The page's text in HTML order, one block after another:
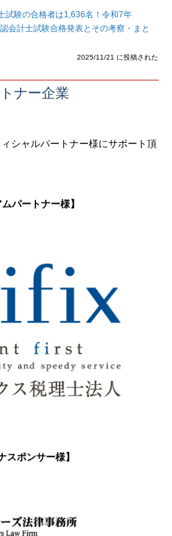
試験の合格者は1,636名！令和7年
会計士試験合格発表とその考察・まと
2025/11/21 に投稿された
ナー企業
シャルパートナー様にサポート頂
ムパートナー様】
スポンサー様】